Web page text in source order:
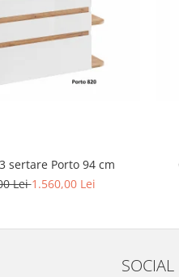
sertare Porto 94 cm
Lei1.560,00 Lei
SOCIAL